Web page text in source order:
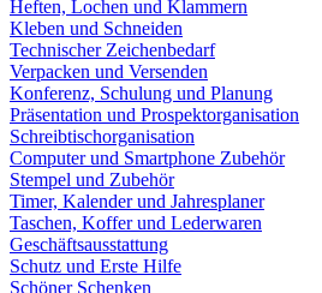
Heften, Lochen und Klammern
Kleben und Schneiden
Technischer Zeichenbedarf
Verpacken und Versenden
Konferenz, Schulung und Planung
Präsentation und Prospektorganisation
Schreibtischorganisation
Computer und Smartphone Zubehör
Stempel und Zubehör
Timer, Kalender und Jahresplaner
Taschen, Koffer und Lederwaren
Geschäftsausstattung
Schutz und Erste Hilfe
Schöner Schenken